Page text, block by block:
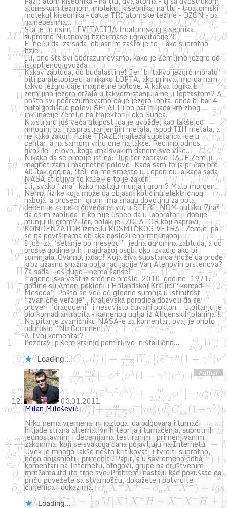
atomskom težinom, molekul kiseonika, na tlu – troatomski
molekul kiseonika – dakle TRI atomske težine – OZON – pa
na nebesima…
Šta je to osim LEVITACIJA troatomskog kiseonika,
suprotno Njutnovoj fizici mase i gravitacije?!!
E, neću da, za sada, objasnim zašto je to, i ako suprotno
fizici.
Ili, ono šta svi podrazumevamo, kako je Zemljino jezgro od
istopljenog gvožđa…
Kakav zabluda, do budalaštine! Jer, bi takvo jezgro moralo
biti paralelopiped, a nikako LOPTA, ako prihvatimo da nam
takvo jezgro daje magnetne polove. A kakva logika bi
zemljino jezgro držala u takvom stanju a ne u loptastom? A
pošto svi podrazumevamo da je jezgro lopta, onda bi bar 4
puta godišnje polovi ŠETALI i po par hiljada km zbog
inklinacije Zemlje na trajektoriji oko Sunca.
Na stranu još veća glupost, da je gvožđe, kao lakše od
mnogih, pa i rasprostranjenijih metala, ispod TIH metala, a
ne kako zakoni fizike TRAŽE: najteža supstanca ide u
centar, a na samom vrhu one najlakše. Recimo odnos
gvožđe – olovo, koga ima svakim danom sve više…
Nikako da se probije istina: Jupiter zapravo DAJE Zemlji
magnetizam i magnetne polove! Kada sam to ja pričao pre
40-tak godina, ‘teli da me smeste u Toponicu, a kada sada
NASA stidljivo to kaže – e to je zakon!
Ili, svako “zna” kako nastaju munja i grom? Malo morgen!
Nema fizike koja može da objasni količinu električnog
naboja, a prosečni grom ima snagu dovoljnu za pola
decenije za celo čovečanstvo, u STERILNOM oblaku. Znaš
da osim zabluda, niko nije uspeo da u laboratoriji dobije
munju ili grom? Jer, oblak je IZOLATOR koji napravi
KONDENZATOR između KOSMIČKOG VETRA i Zemje, pa
se na površinama oblaka nasloži enormni naboj…
I još, za “šetanje po mesecu”: jedna ogromna zabluda, a do
prošle godine bih i najdražoj osobi oko izvadio ako bi
sumnjala. Ovamo, jadac! Koja živa supstanca može da prođe
kroz užasno snažna polja radijacije Van Alenovih prstenova?
Za sada i još dugo – nema šanse!
I agencijska vest iz sredine prošle, 2010. godine: 1971.
godine su Ameri poklonili Holandskoj Kraljici “komad
Meseca”. Pošto se već očigledno sumnja u istinitost
“zvanične verzije”, Kraljevska porodica dozvoli da se
proveri “dragoceni” i nesuvislo čuvani poklon… U pitanju je
bio komad antracita – kamenog uglja iz Aligenskih planina!!!
Na pitanje zvaničniku NASA-e za komentar, ovaj je oholo
odbrusio “No Comment”.
A Tvoj komentar?
Pozdrav, pišem krajnje pomirljivo, ništa lično…
Loading...
03.01.2011.
Milan Milošević
Niko nema vremena, ni razloga, da odgovara i tumači
hiljade strana alternativnih teorija i tumačenja, suprotnih
jednostavnim i decenijama testiranim i primenjivanim
zakonima, koji se svakoga dana pojavljuju na Internetu.
Uvek je mnogo lakše nešto kritikovati i tvrditi suprotno,
nego objasnioti i primeniti. Papir, a u savremeno doba
komentari na Internetu, blogovi, grupe na društvenim
mrežama itd itd trpe sve. Problemi nastaju kad pokušate da
priču povežete sa stvarnošću, dokažete i potvrdite
činjenica i dokazima.
Loading...